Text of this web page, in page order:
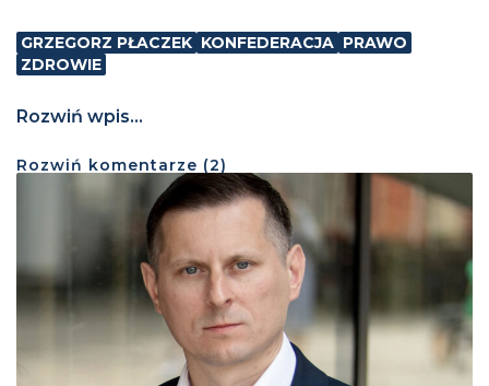
GRZEGORZ PŁACZEK KONFEDERACJA PRAWO
ZDROWIE
Rozwiń wpis...
Rozwiń komentarze (2)